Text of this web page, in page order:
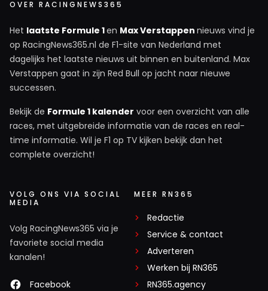
INLOGGEN AANMELDEN
OVER RACINGNEWS365
Het laatste Formule 1en Max Verstappen nieuws vind je
op RacingNews365.nl de F1-site van Nederland met
dagelijks het laatste nieuws uit binnen en buitenland. Max
Verstappen gaat in zijn Red Bull op jacht naar nieuwe
successen.
Bekijk de Formule 1 kalender voor een overzicht van alle
races, met uitgebreide informatie van de races en real-
time informatie. Wil je F1 op TV kijken bekijk dan het
complete overzicht!
VOLG ONS VIA SOCIAL
MEDIA
Volg RacingNews365 via je
favoriete social media
kanalen!
Facebook
MEER RN365
Redactie
Service & contact
Adverteren
Werken bij RN365
RN365.agency